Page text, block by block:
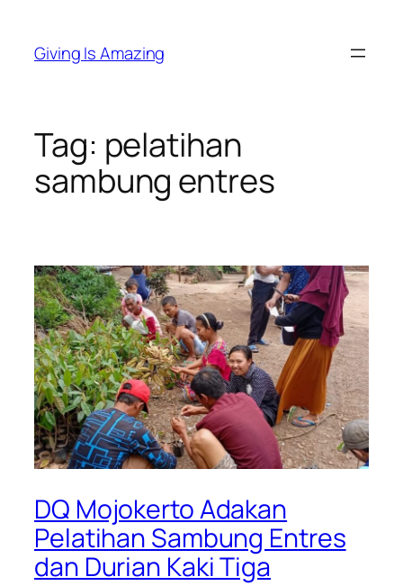
content
Giving Is Amazing
Tag: pelatihan
sambung entres
DQ Mojokerto Adakan
Pelatihan Sambung Entres
dan Durian Kaki Tiga